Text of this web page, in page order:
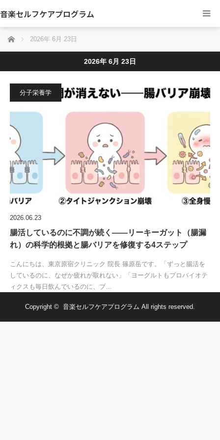
音楽セルフケアプログラム
ホーム 2026年 6月 23日
2026年 6月 23日
分子栄養学
2026.06.23
腸活しているのに不調が続く——リーキーガット（腸漏
れ）の科学的根拠と腸バリアを修復する4ステップ
こんにちは、東京原宿クリニック 院長 篠原岳です。「ずっと腸活を
しているのに、なぜか疲れが取れない」「ヨーグルトもプロバイオテ
ィクスも毎日飲んでいるのに、ブ…
Copyright © 音楽セルフケアプログラム All rights reserved.